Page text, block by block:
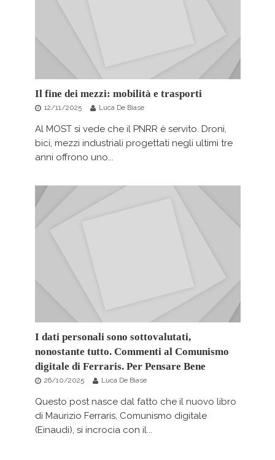
Il fine dei mezzi: mobilità e trasporti
12/11/2025 Luca De Biase
Al MOST si vede che il PNRR è servito. Droni,
bici, mezzi industriali progettati negli ultimi tre
anni offrono uno...
I dati personali sono sottovalutati,
nonostante tutto. Commenti al Comunismo
digitale di Ferraris. Per Pensare Bene
26/10/2025 Luca De Biase
Questo post nasce dal fatto che il nuovo libro
di Maurizio Ferraris, Comunismo digitale
(Einaudi), si incrocia con il...